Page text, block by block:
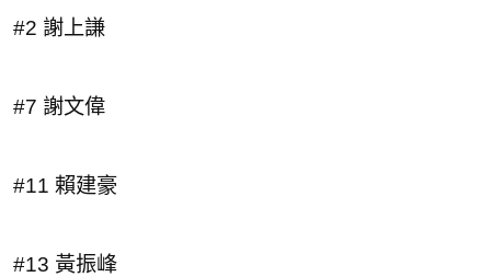
#2 謝上謙
#7 謝文偉
#11 賴建豪
#13 黃振峰